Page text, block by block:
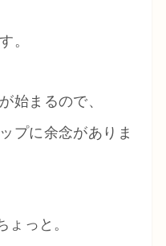
。
始まるので、
プに余念がありま
ょっと。